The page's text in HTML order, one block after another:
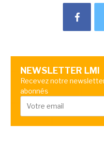
NEWSLETTER LMI
Recevez notre
abonnés